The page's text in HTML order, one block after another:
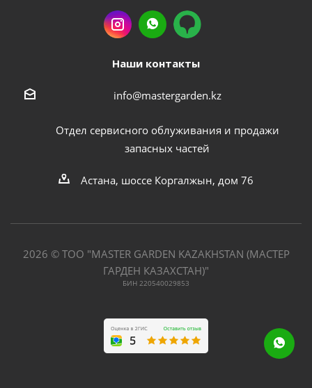
Наши контакты
info@mastergarden.kz
Отдел сервисного облуживания и продажи
запасных частей
Астана, шоссе Коргалжын, дом 76
2026 © ТОО "MASTER GARDEN KAZAKHSTAN (МАСТЕР
ГАРДЕН КАЗАХСТАН)"
БИН 220540029853